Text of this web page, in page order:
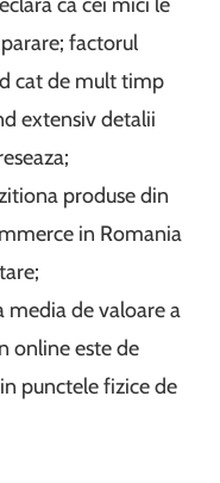
factorul
cat de mult timp
extensiv detalii
produse din
in Romania
media de valoare a
online este de
punctele fizice de